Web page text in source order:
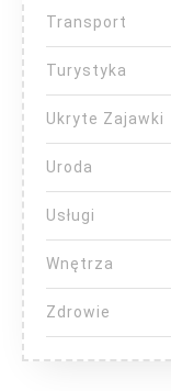
Transport
Turystyka
Ukryte Zajawki
Uroda
Usługi
Wnętrza
Zdrowie